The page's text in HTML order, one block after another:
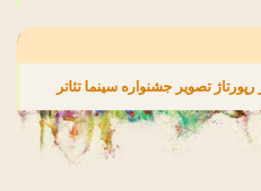
رپورتاژتصویر جشنواره سینماتئاتر